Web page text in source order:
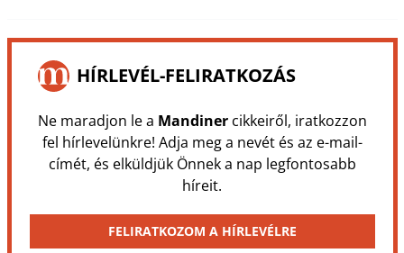
HÍRLEVÉL-FELIRATKOZÁS
Ne maradjon le a Mandinercikkeiről, iratkozzon
fel hírlevelünkre! Adja meg a nevét és az e-mail-
címét, és elküldjük Önnek a nap legfontosabb
híreit.
FELIRATKOZOM A HÍRLEVÉLRE